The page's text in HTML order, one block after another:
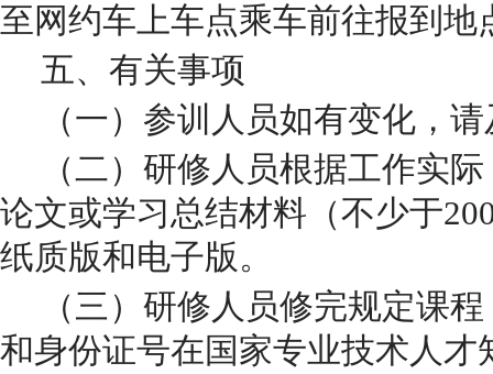
至网约车上车点乘车前往报到地
五、有关事项
（一）参训人员如有变化，
（二） 研修人员根据工作实
论文或学习总结材料（不少于
纸质版和电子版。
（三 ）研修人员修完规定课
和身份证号在国家专业技术人